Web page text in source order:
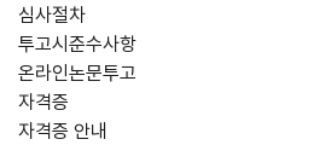
심사절차
투고시준수사항
온라인논문투고
자격증
자격증 안내